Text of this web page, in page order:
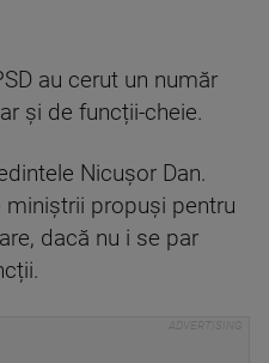
au cerut un număr
și de funcții-cheie.
Nicușor Dan.
propuși pentru
dacă nu i se par